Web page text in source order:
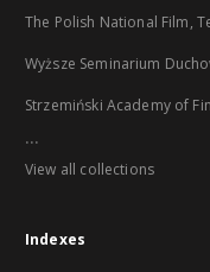
The Polish National Film,
Wyższe Seminarium
Strzemiński Academy of
...
View all collections
Indexes